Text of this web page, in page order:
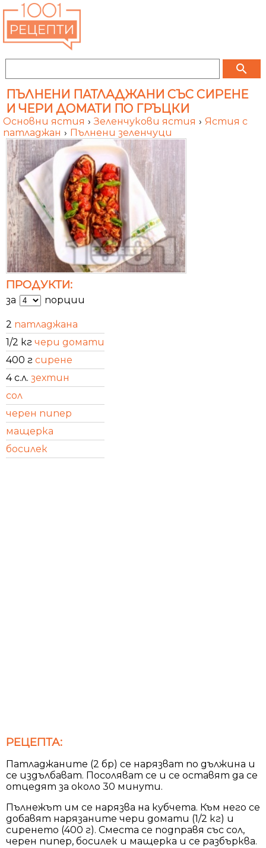
search
ПЪЛНЕНИ ПАТЛАДЖАНИ СЪС СИРЕНЕ
И ЧЕРИ ДОМАТИ ПО ГРЪЦКИ
Основни ястия › Зеленчукови ястия › Ястия с
патладжан › Пълнени зеленчуци
ПРОДУКТИ:
за порции
2 патладжана
1/2 кг чери домати
400 г сирене
4 с.л. зехтин
сол
черен пипер
мащерка
босилек
РЕЦЕПТА:
Патладжаните (2 бр) се нарязват по дължина и
се издълбават. Посоляват се и се оставят да се
отцедят за около 30 минути.
Пълнежът им се нарязва на кубчета. Към него се
добавят нарязаните чери домати (1/2 кг) и
сиренето (400 г). Сместа се подправя със сол,
черен пипер, босилек и мащерка и се разбърква.